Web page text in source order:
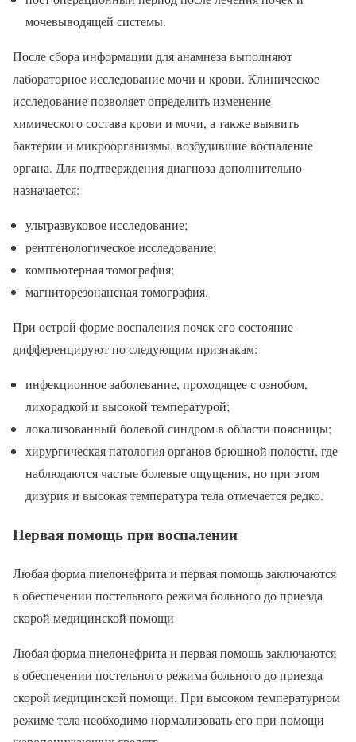
мочевыводящей системы.
После сбора информации для анамнеза выполняют
лабораторное исследование мочи и крови. Клиническое
исследование позволяет определить изменение
химического состава крови и мочи, а также выявить
бактерии и микроорганизмы, возбудившие воспаление
органа. Для подтверждения диагноза дополнительно
назначается:
ультразвуковое исследование;
рентгенологическое исследование;
компьютерная томография;
магниторезонансная томография.
При острой форме воспаления почек его состояние
дифференцируют по следующим признакам:
инфекционное заболевание, проходящее с ознобом,
лихорадкой и высокой температурой;
локализованный болевой синдром в области поясницы;
хирургическая патология органов брюшной полости, где
наблюдаются частые болевые ощущения, но при этом
дизурия и высокая температура тела отмечается редко.
Первая помощь при воспалении
Любая форма пиелонефрита и первая помощь заключаются
в обеспечении постельного режима больного до приезда
скорой медицинской помощи
Любая форма пиелонефрита и первая помощь заключаются
в обеспечении постельного режима больного до приезда
скорой медицинской помощи. При высоком температурном
режиме тела необходимо нормализовать его при помощи